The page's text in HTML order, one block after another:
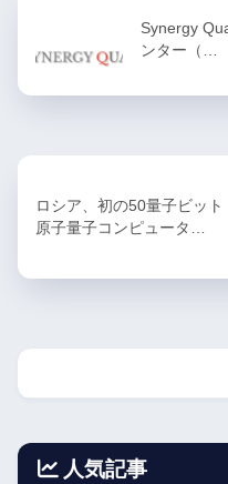
Synergy
ンター（…
ロシア、初の50量子ビッ
原子量子コンピュータ…
人気記事